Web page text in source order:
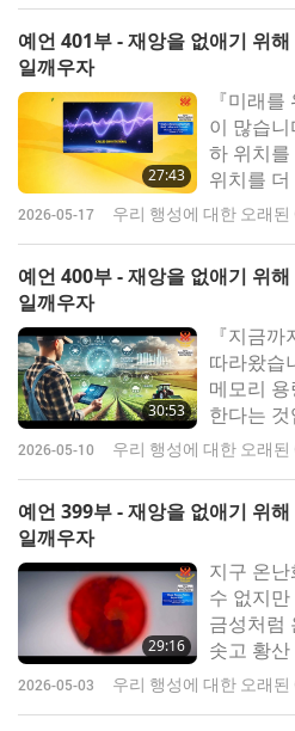
힉스 목
받습니
예언 401부 - 재앙을 없애기 위
일깨우자
27:43
『미래
이 많습
하 위치
위치를
인류의
수 없을
성격은
았습니
2026-05-17 우리 행성에 대한 오래
예언 400부 - 재앙을 없애기 위
일깨우자
30:53
『지금
따라왔습
메모리‍
한다는
유전 공
점에 컴
북유럽 억
2026-05-10 우리 행성에 대한 오래
예언 399부 - 재앙을 없애기 위
일깨우자
29:16
지구 온
수 없지
금성처럼
솟고 황
것입니다
2026-05-03 우리 행성에 대한 오래